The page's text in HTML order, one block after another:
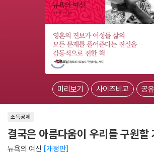
미리보기 사이즈비교 공
소득공제
결국은 아름다움이 우리를 구원할
뉴욕의 여신 개정판